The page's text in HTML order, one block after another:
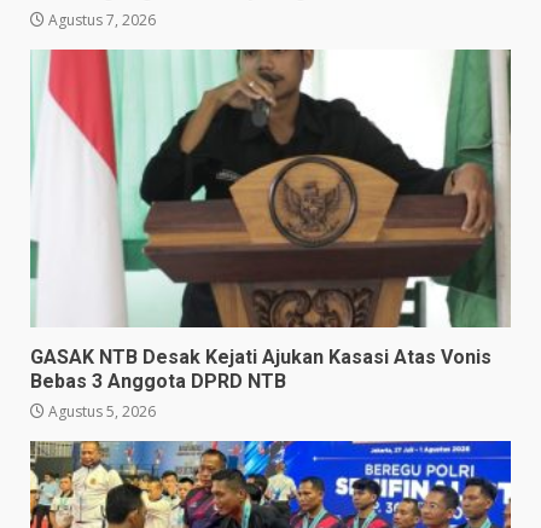
Agustus 7, 2026
GASAK NTB Desak Kejati Ajukan Kasasi Atas Vonis
Bebas 3 Anggota DPRD NTB
Agustus 5, 2026